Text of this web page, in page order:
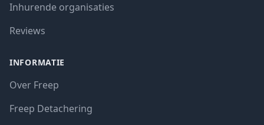
Inhurende organisaties
Reviews
INFORMATIE
Over Freep
Freep Detachering